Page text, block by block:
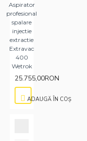
Aspirator
profesional
spalare
injectie
extractie
Extravac
400
Wetrok
25.755,00RON
ADAUGĂ ÎN COŞ